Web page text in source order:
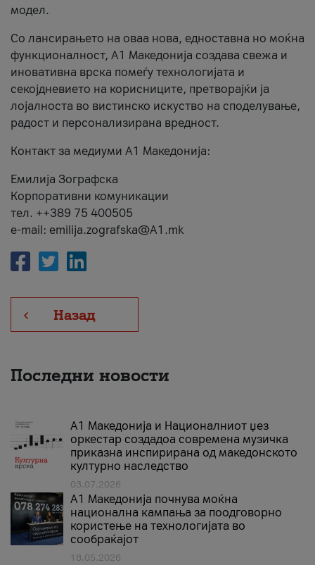
модел.
Со лансирањето на оваа нова, едноставна но моќна
функционалност, А1 Македонија создава свежа и
иновативна врска помеѓу технологијата и
секојдневието на корисниците, претворајќи ја
лојалноста во вистинско искуство на споделување,
радост и персонализирана вредност.
Контакт за медиуми А1 Македонија:
Емилија Зографска
Корпоративни комуникации
тел. ++389 75 400505
e-mail: emilija.zografska@A1.mk
Назад
Последни новости
А1 Македонија и Националниот џез
оркестар создадоа современа музичка
приказна инспирирана од македонското
културно наследство
03.07.2026
A1 Македонија почнува моќна
национална кампања за поодговорно
користење на технологијата во
сообраќајот
18.05.2026